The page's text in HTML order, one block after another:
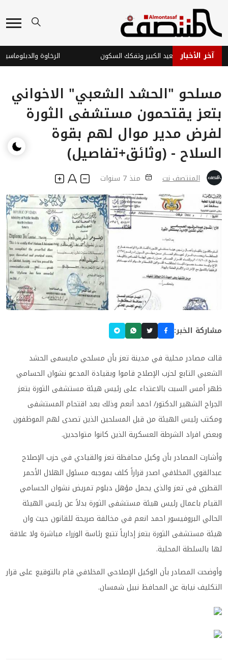
آخر الأخبار
الجديدة: التصعيد الكبير وتفكك السكون الرخاوة والدبلوماسية
مسلحو "الحشد الشعبي" الاخواني
بتعز يقتحمون مستشفى الثورة
لفرض مدير موال لهم بقوة
السلاح - (وثائق+تفاصيل)
المنتصف نت منذ 7 سنوات
مشاركة الخبر:
قالت مصادر محلية في مدينة تعز بأن مسلحي مايسمى الحشد
الشعبي التابع لحزب الإصلاح قاموا وبقيادة المدعو نشوان الحسامي
ظهر أمس السبت بالاعتداء على رئيس هيئة مستشفى الثورة بتعز
الجراح الشهير الدكتور/ احمد أنعم وذلك بعد اقتحام المستشفى
ومكتب رئيس الهيئة من قبل المسلحين الذين تصدى لهم الموظفون
وبعض افراد الشرطة العسكرية الذين كانوا متواجدين.
وأشارت المصادر بأن وكيل محافظة تعز والقيادي في حزب الإصلاح
عبدالقوي المخلافي اصدر قراراً كلف بموجبه مسئول الهلال الأحمر
القطري في تعز والذي يحمل مؤهل دبلوم تمريض نشوان الحسامي
القيام باعمال رئيس هيئة مستشفى الثورة بدلاً عن رئيس الهيئة
الحالي البروفيسور احمد انعم في مخالفة صريحة للقانون حيث وان
هيئة مستشفى الثورة بتعز إدارياً تتبع رئاسة الوزراء مباشرة ولا علاقة
لها بالسلطة المحلية.
وأوضحت المصادر بأن الوكيل الإصلاحي المخلافي قام بالتوقيع على قرار
التكليف نيابة عن المحافظ نبيل شمسان.